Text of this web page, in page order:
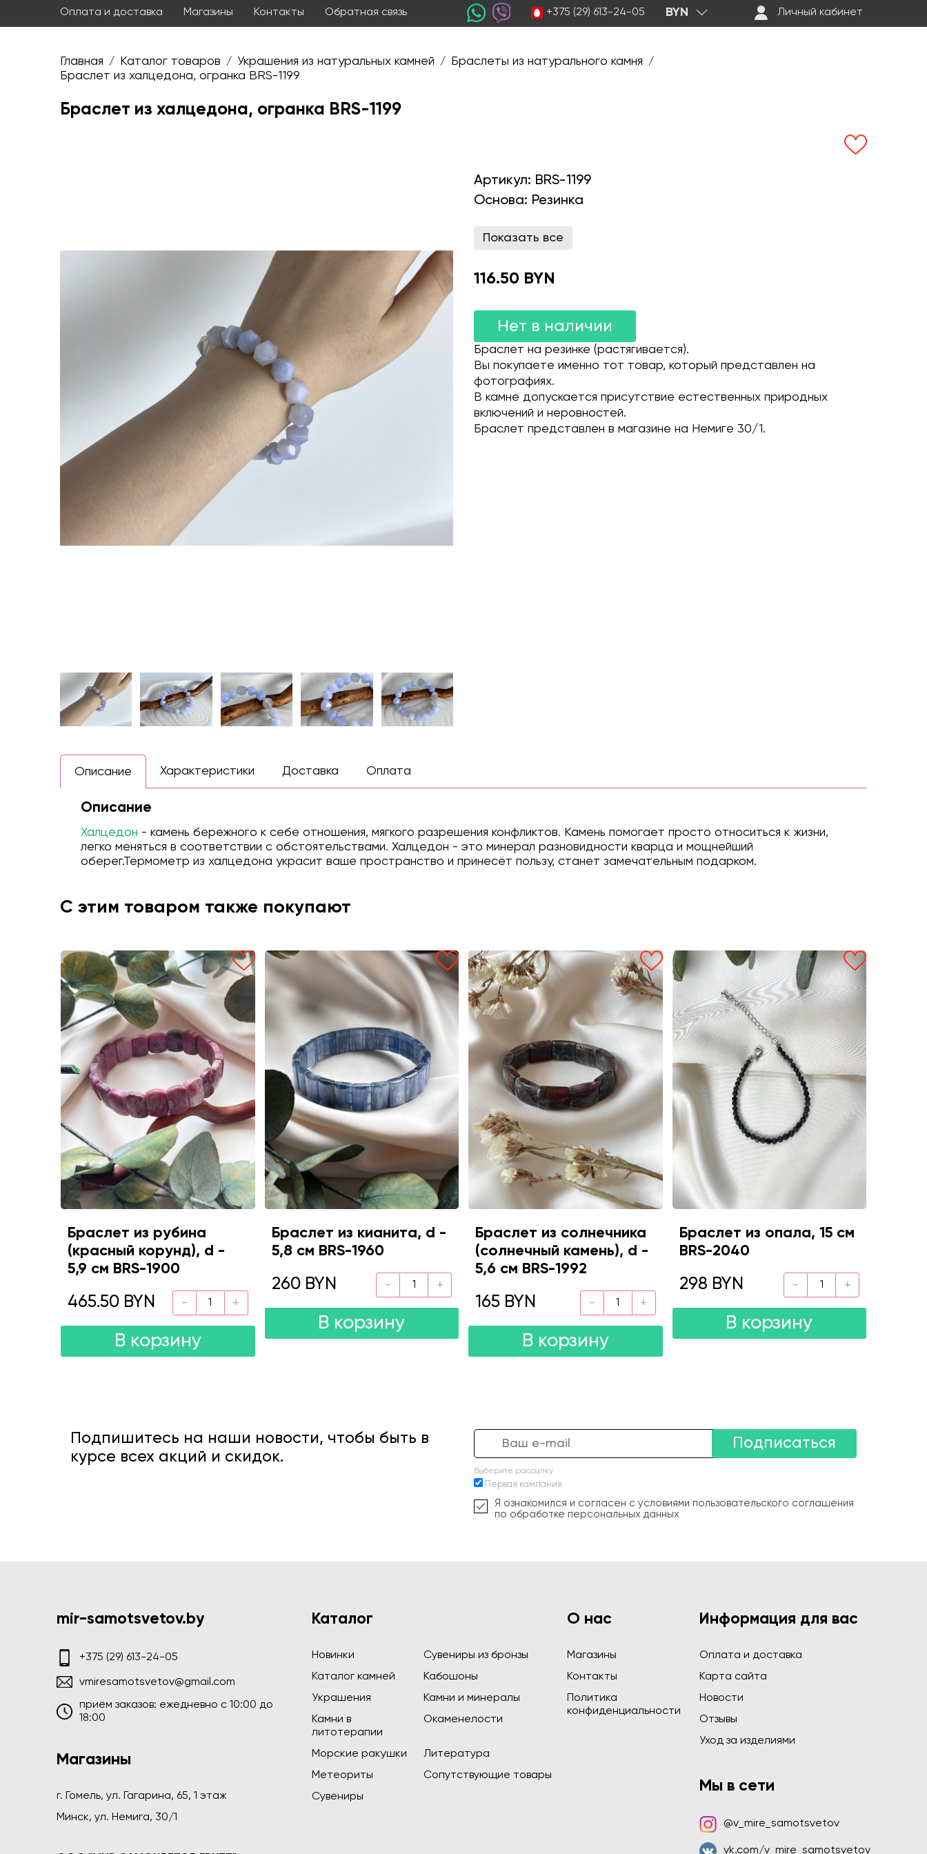
Оплата и доставка Магазины Контакты Обратная связь +375 (29) 613-24-05 BYN Личный кабинет
Главная / Каталог товаров / Украшения из натуральных камней / Браслеты из натурального камня /
Браслет из халцедона, огранка BRS-1199
Браслет из халцедона, огранка BRS-1199
Артикул: BRS-1199
Основа: Резинка
Показать все
116.50 BYN
Нет в наличии
Браслет на резинке (растягивается).
Вы покупаете именно тот товар, который представлен на
фотографиях.
В камне допускается присутствие естественных природных
включений и неровностей.
Браслет представлен в магазине на Немиге 30/1.
Описание Характеристики Доставка Оплата
Описание
Халцедон - камень бережного к себе отношения, мягкого разрешения конфликтов. Камень помогает просто относиться к жизни,
легко меняться в соответствии с обстоятельствами. Халцедон - это минерал разновидности кварца и мощнейший
оберег.Термометр из халцедона украсит ваше пространство и принесёт пользу, станет замечательным подарком.
С этим товаром также покупают
Браслет из рубина
(красный корунд), d -
5,9 см BRS-1900
465.50 BYN
В корзину
Браслет из кианита, d -
5,8 см BRS-1960
260 BYN
В корзину
Браслет из солнечника
(солнечный камень), d -
5,6 см BRS-1992
165 BYN
В корзину
Браслет из опала, 15 см
BRS-2040
298 BYN
В корзину
Подпишитесь на наши новости, чтобы быть в
курсе всех акций и скидок.
Подписаться
Выберите рассылку
Первая кампания
Я ознакомился и согласен с условиями пользовательского соглашения
по обработке персональных данных
mir-samotsvetov.by
+375 (29) 613-24-05
vmiresamotsvetov@gmail.com
приём заказов: ежедневно c 10:00 до
18:00
Магазины
г. Гомель, ул. Гагарина, 65, 1 этаж
Минск, ул. Немига, 30/1
Каталог
Новинки
Сувениры из бронзы
Каталог камней
Кабошоны
Украшения
Камни и минералы
Камни в
литотерапии
Окаменелости
Морские ракушки
Литература
Метеориты
Сопутствующие товары
Сувениры
О нас
Магазины
Контакты
Политика
конфиденциальности
Информация для вас
Оплата и доставка
Карта сайта
Новости
Отзывы
Уход за изделиями
Мы в сети
@v_mire_samotsvetov
vk.com/v_mire_samotsvetov